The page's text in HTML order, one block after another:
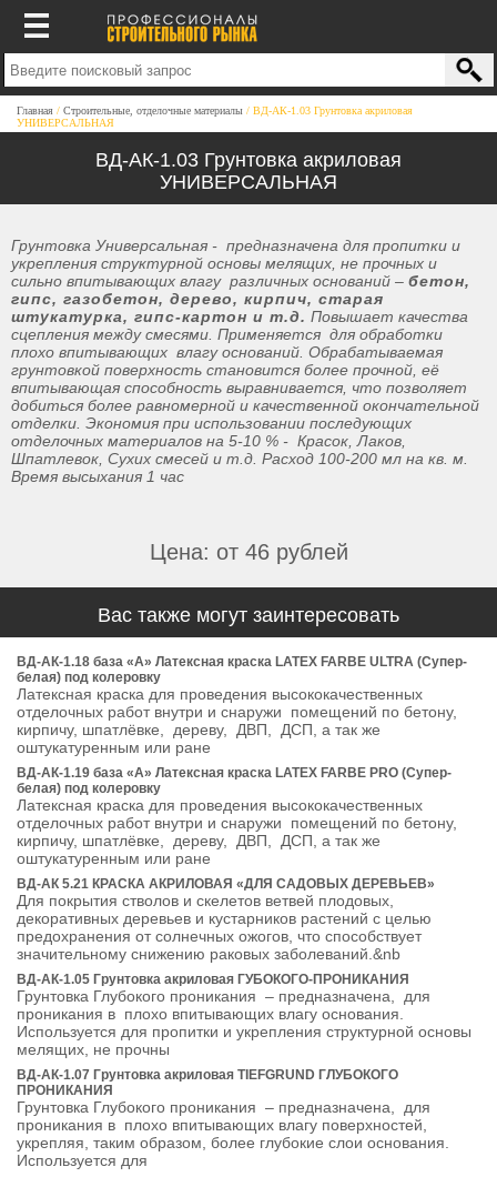
Главная Строительные, отделочные материалы
ВД-АК-1.03 Грунтовка акриловая
УНИВЕРСАЛЬНАЯ
ВД-АК-1.03 Грунтовка акриловая
УНИВЕРСАЛЬНАЯ
Грунтовка Универсальная - предназначена для пропитки и
укрепления структурной основы мелящих, не прочных и
сильно впитывающих влагу различных оснований – бетон,
гипс, газобетон, дерево, кирпич, старая
штукатурка, гипс-картон и т.д. Повышает качества
сцепления между смесями. Применяется для обработки
плохо впитывающих влагу оснований. Обрабатываемая
грунтовкой поверхность становится более прочной, её
впитывающая способность выравнивается, что позволяет
добиться более равномерной и качественной окончательной
отделки. Экономия при использовании последующих
отделочных материалов на 5-10 % - Красок, Лаков,
Шпатлевок, Сухих смесей и т.д. Расход 100-200 мл на кв. м.
Время высыхания 1 час
Цена: от 46 рублей
Вас также могут заинтересовать
ВД-АК-1.18 база «А» Латексная краска LATEX FARBE ULTRA (Супер-
белая) под колеровку
Латексная краска для проведения высококачественных
отделочных работ внутри и снаружи помещений по бетону,
кирпичу, шпатлёвке, дереву, ДВП, ДСП, а так же
оштукатуренным или ране
ВД-АК-1.19 база «А» Латексная краска LATEX FARBE PRO (Супер-
белая) под колеровку
Латексная краска для проведения высококачественных
отделочных работ внутри и снаружи помещений по бетону,
кирпичу, шпатлёвке, дереву, ДВП, ДСП, а так же
оштукатуренным или ране
ВД-АК 5.21 КРАСКА АКРИЛОВАЯ «ДЛЯ САДОВЫХ ДЕРЕВЬЕВ»
Для покрытия стволов и скелетов ветвей плодовых,
декоративных деревьев и кустарников растений с целью
предохранения от солнечных ожогов, что способствует
значительному снижению раковых заболеваний.&nb
ВД-АК-1.05 Грунтовка акриловая ГУБОКОГО-ПРОНИКАНИЯ
Грунтовка Глубокого проникания – предназначена, для
проникания в плохо впитывающих влагу основания.
Используется для пропитки и укрепления структурной основы
мелящих, не прочны
ВД-АК-1.07 Грунтовка акриловая TIEFGRUND ГЛУБОКОГО
ПРОНИКАНИЯ
Грунтовка Глубокого проникания – предназначена, для
проникания в плохо впитывающих влагу поверхностей,
укрепляя, таким образом, более глубокие слои основания.
Используется для